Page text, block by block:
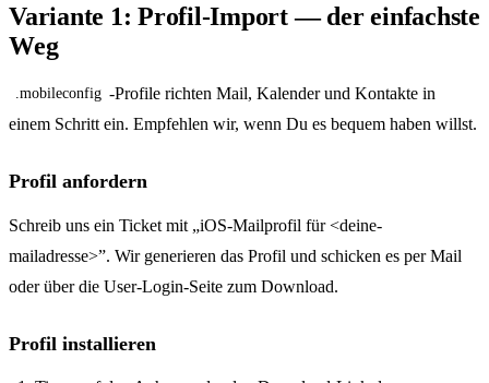
Variante 1: Profil-Import — der einfachste
Weg
.mobileconfig -Profile richten Mail, Kalender und Kontakte in
einem Schritt ein. Empfehlen wir, wenn Du es bequem haben willst.
Profil anfordern
Schreib uns ein Ticket mit „iOS-Mailprofil für <deine-
mailadresse>”. Wir generieren das Profil und schicken es per Mail
oder über die User-Login-Seite zum Download.
Profil installieren